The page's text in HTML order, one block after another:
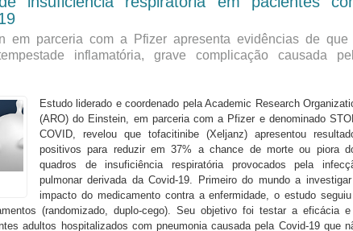
em parceria com a Pfizer apresenta evidências de que
inflamatória, grave complicação causada
​Estudo liderado e coordenado pela Academic Research
(ARO) do Einstein, em parceria com a Pfizer e denominado
COVID, revelou que tofacitinibe (Xeljanz) apresentou
positivos para reduzir em 37% a chance de morte ou piora
quadros de insuficiência respiratória provocados pela
pulmonar derivada da Covid-19. Primeiro do mundo a
impacto do medicamento contra a enfermidade, o estudo
(randomizado, duplo-cego). Seu objetivo foi testar a eficácia
adultos hospitalizados com pneumonia causada pela Covid-19 que